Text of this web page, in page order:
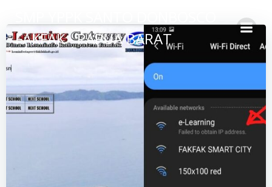
to
content
FAKFAK - PAPUA BARAT